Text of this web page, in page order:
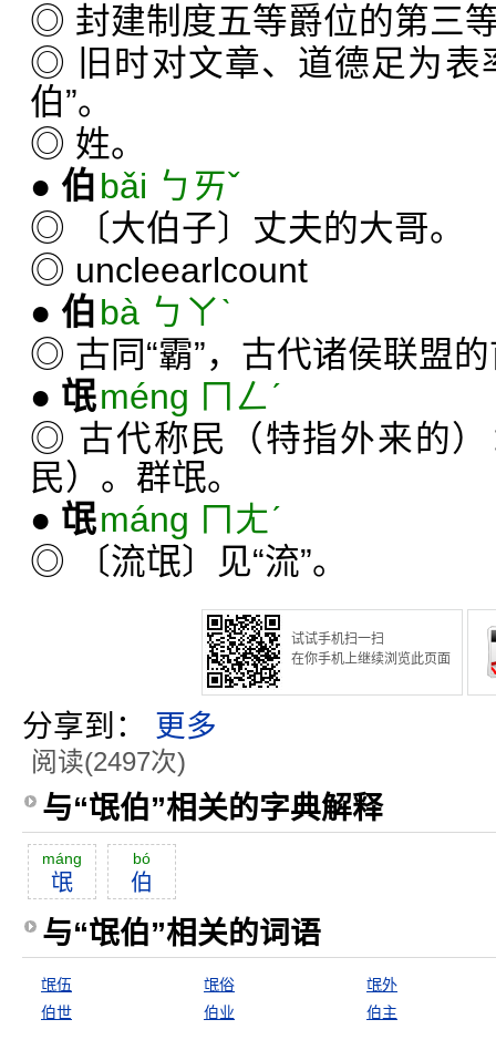
◎ 封建制度五等爵位的第三
◎ 旧时对文章、道德足为表
伯”。
◎ 姓。
● 伯bǎi ㄅㄞˇ
◎ 〔大伯子〕丈夫的大哥。
◎ uncleearlcount
● 伯bà ㄅㄚˋ
◎ 古同“霸”，古代诸侯联盟
● 氓méng ㄇㄥˊ
◎ 古代称民（特指外来的
民）。群氓。
● 氓máng ㄇㄤˊ
◎ 〔流氓〕见“流”。
试试手机扫一扫
在你手机上继续浏览此页面
分享到： 更多
阅读(2497次)
与“氓伯”相关的字典解释
máng
氓
bó
伯
与“氓伯”相关的词语
氓伍 氓俗
氓外
伯世
伯业 伯主